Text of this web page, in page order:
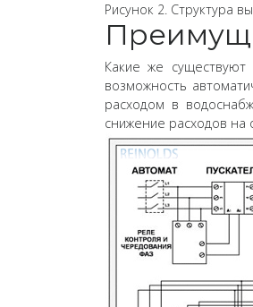
Рисунок 2. Структура
Какие же существуют
возможность
расходом в
снижение расходов на